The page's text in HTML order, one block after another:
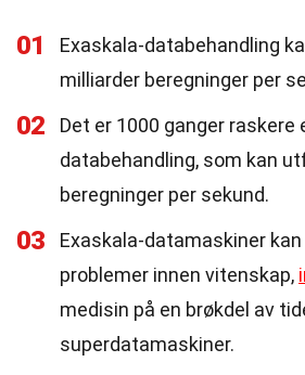
01
Exaskala-databehandling
milliarder beregninger per
02
Det er 1000 ganger raskere
databehandling, som kan
beregninger per sekund.
03
Exaskala-datamaskiner
problemer innen vitenskap,
medisin på en brøkdel av
superdatamaskiner.